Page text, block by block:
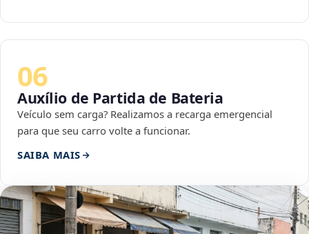
06
Auxílio de Partida de Bateria
Veículo sem carga? Realizamos a recarga emergencial
para que seu carro volte a funcionar.
SAIBA MAIS